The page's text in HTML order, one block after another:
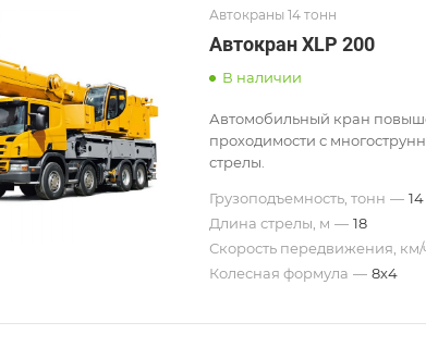
Автокраны 14 тонн
Автокран XLP 200
В наличии
Автомобильный кран
проходимости с
стрелы.
Грузоподъемность, тонн — 14
Длина стрелы, м — 18
Скорость передвижения, км/
Колесная формула — 8х4